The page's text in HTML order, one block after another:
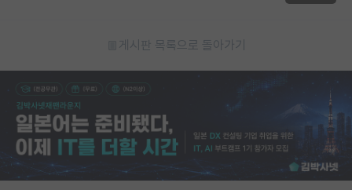
게시판 목록으로 돌아가기